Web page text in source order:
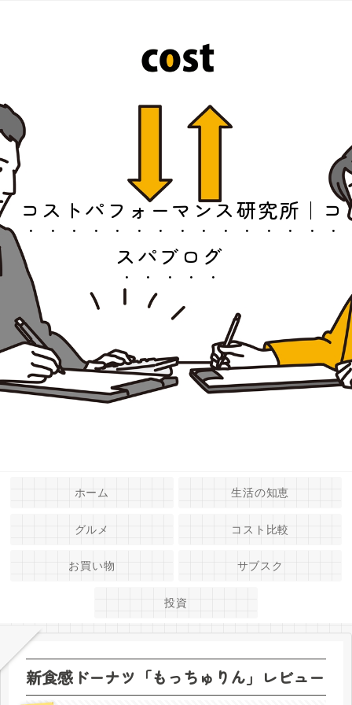
コストパフォーマンス研究所｜コ
スパブログ
ホーム 生活の知恵
グルメ コスト比較
お買い物 サブスク
投資
新食感ドーナツ「もっちゅりん」レビュー